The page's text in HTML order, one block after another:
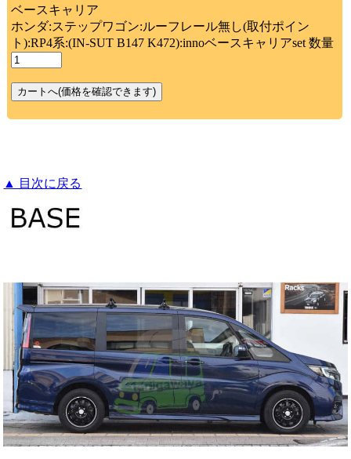
ベースキャリア
ホンダ:ステップワゴン:ルーフレール無し(取付ポイン
ト):RP4系:(IN-SUT B147 K472):innoベースキャリアset 数量
▲ 目次に戻る